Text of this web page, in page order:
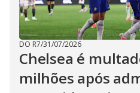
DO R7/31/07/2026
Chelsea é
milhões após